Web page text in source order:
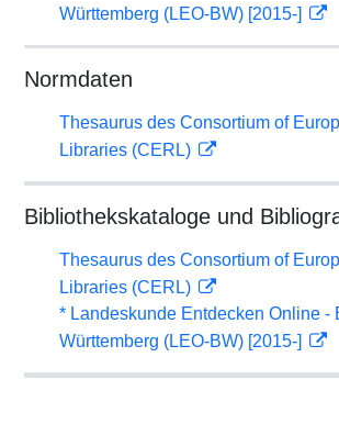
Württemberg (LEO-BW) [2015-]
Normdaten
Thesaurus des Consortium of
Libraries (CERL)
Bibliothekskataloge und
Thesaurus des Consortium of
Libraries (CERL)
* Landeskunde Entdecken Online -
Württemberg (LEO-BW) [2015-]